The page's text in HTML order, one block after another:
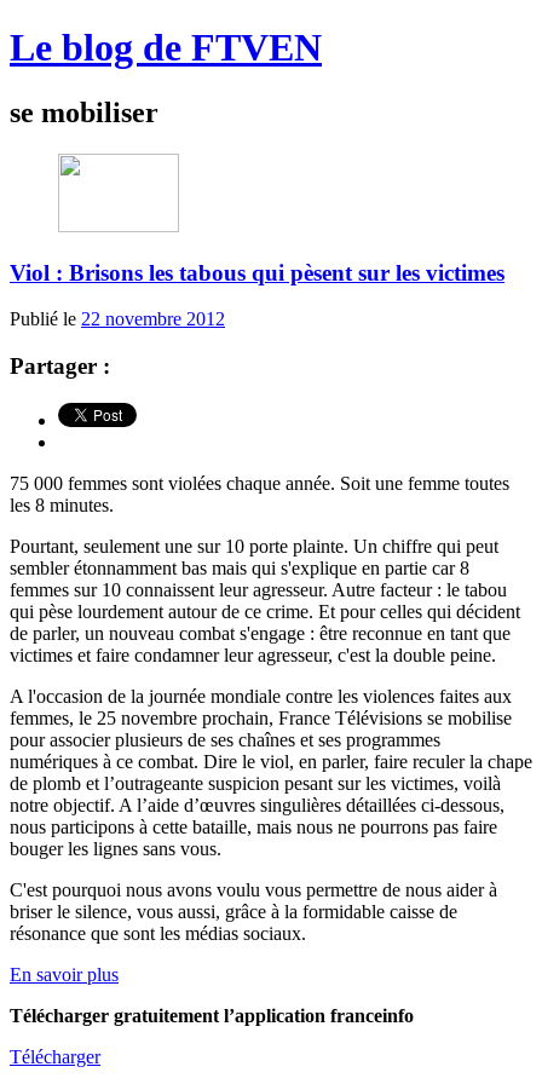
Le blog de FTVEN
se mobiliser
Viol : Brisons les tabous qui pèsent sur les victimes
Publié le 22 novembre 2012
Partager :
75 000 femmes sont violées chaque année. Soit une femme toutes
les 8 minutes.
Pourtant, seulement une sur 10 porte plainte. Un chiffre qui peut
sembler étonnamment bas mais qui s'explique en partie car 8
femmes sur 10 connaissent leur agresseur. Autre facteur : le tabou
qui pèse lourdement autour de ce crime. Et pour celles qui décident
de parler, un nouveau combat s'engage : être reconnue en tant que
victimes et faire condamner leur agresseur, c'est la double peine.
A l'occasion de la journée mondiale contre les violences faites aux
femmes, le 25 novembre prochain, France Télévisions se mobilise
pour associer plusieurs de ses chaînes et ses programmes
numériques à ce combat. Dire le viol, en parler, faire reculer la chape
de plomb et l’outrageante suspicion pesant sur les victimes, voilà
notre objectif. A l’aide d’œuvres singulières détaillées ci-dessous,
nous participons à cette bataille, mais nous ne pourrons pas faire
bouger les lignes sans vous.
C'est pourquoi nous avons voulu vous permettre de nous aider à
briser le silence, vous aussi, grâce à la formidable caisse de
résonance que sont les médias sociaux.
En savoir plus
Télécharger gratuitement l’application franceinfo
Télécharger